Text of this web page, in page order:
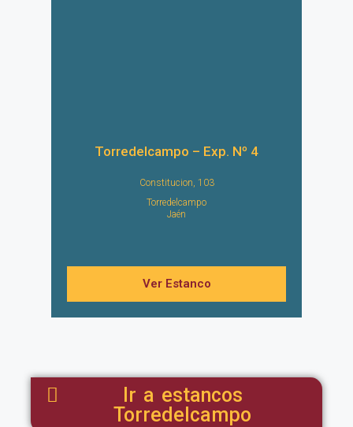
Torredelcampo – Exp. Nº 4
Constitucion, 103
Torredelcampo
Jaén
Ver Estanco
Ir a estancos
Torredelcampo